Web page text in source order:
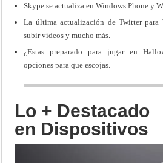
Skype se actualiza en Windows Phone y
La última actualización de Twitter para
subir vídeos y mucho más.
¿Estas preparado para jugar en
opciones para que escojas.
Lo + Destacado
en Dispositivos